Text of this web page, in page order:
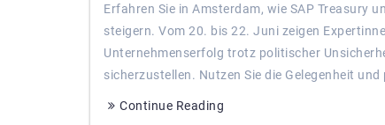
Erfahren Sie in Amsterdam, wie SAP Treasury
steigern. Vom 20. bis 22. Juni zeigen
Unternehmenserfolg trotz politischer
sicherzustellen. Nutzen Sie die Gelegenheit
Continue Reading